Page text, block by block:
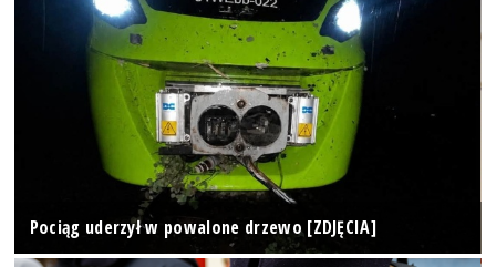
Pociąg uderzył w powalone drzewo [ZDJĘCIA]